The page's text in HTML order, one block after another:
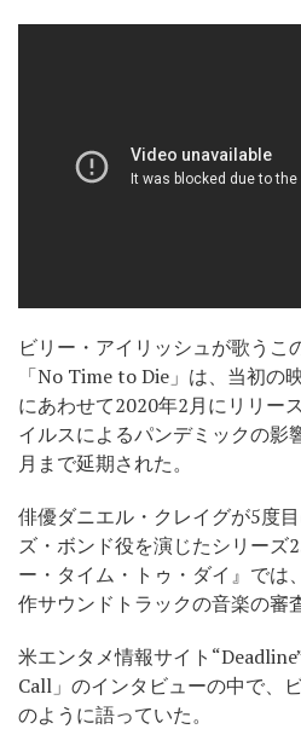
ビリー・アイリッシュが歌うこ
「No Time to Die」は、当初の
にあわせて2020年2月にリリー
イルスによるパンデミックの影
月まで延期された。
俳優ダニエル・クレイグが5度
ズ・ボンド役を演じたシリーズ
ー・タイム・トゥ・ダイ』では
作サウンドトラックの音楽の審
米エンタメ情報サイト
Call」のインタビューの中で、
のように語っていた。